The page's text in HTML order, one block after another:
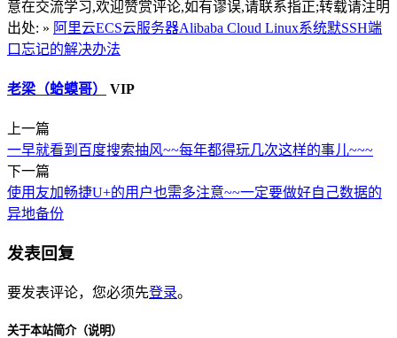
意在交流学习,欢迎赞赏评论,如有谬误,请联系指正;转载请注明
出处: » 阿里云ECS云服务器Alibaba Cloud Linux系统默SSH端
口忘记的解决办法
老梁（蛤蟆哥） VIP
上一篇
一早就看到百度搜索抽风~~每年都得玩几次这样的事儿~~~
下一篇
使用友加畅捷U+的用户也需多注意~~一定要做好自己数据的
异地备份
发表回复
要发表评论，您必须先登录。
关于本站简介（说明）